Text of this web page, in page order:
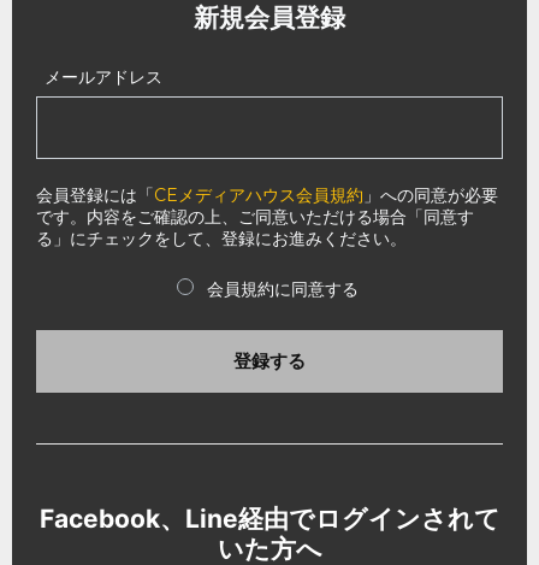
新規会員登録
メールアドレス
会員登録には「CEメディアハウス会員規約 」への同意が必要
です。内容をご確認の上、ご同意いただける場合「同意す
る」にチェックをして、登録にお進みください。
会員規約に同意する
登録する
Facebook、Line経由でログインされて
いた方へ